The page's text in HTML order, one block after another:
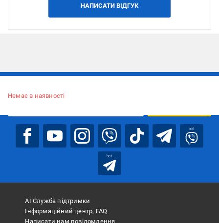
НАПИСАТИ ВІДГУК
Немає в наявності
bot
bot
АІ Служба підтримки
Інформаційний центр, FAQ
Написати нам повідомлення